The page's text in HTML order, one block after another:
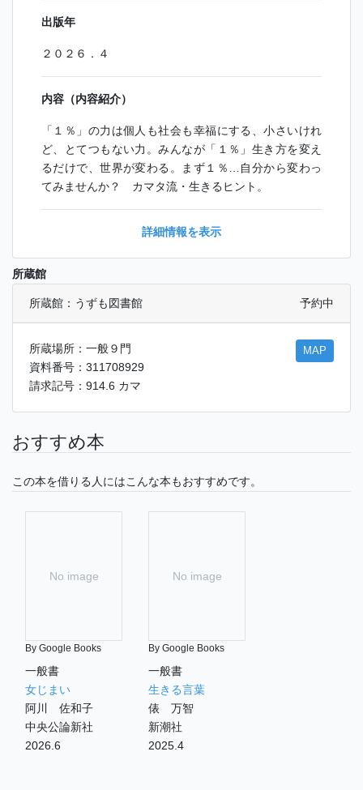
出版年
２０２６．４
内容（内容紹介）
「１％」の力は個人も社会も幸福にする、小さいけれ
ど、とてつもない力。みんなが「１％」生き方を変え
るだけで、世界が変わる。まず１％…自分から変わっ
てみませんか？ カマタ流・生きるヒント。
詳細情報を表示
所蔵館
所蔵館：うずも図書館 予約中
所蔵場所：一般９門
資料番号：311708929
請求記号：914.6 カマ
MAP
おすすめ本
この本を借りる人にはこんな本もおすすめです。
No image
By Google Books
一般書
女じまい
阿川 佐和子
中央公論新社
2026.6
No image
By Google Books
一般書
生きる言葉
俵 万智
新潮社
2025.4